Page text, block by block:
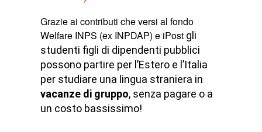
Grazie ai contributi che versi al fondo
Welfare INPS (ex INPDAP) e iPost gli
studenti figli di dipendenti pubblici
possono partire per l’Estero e l’Italia
per studiare una lingua straniera in
vacanze di gruppo, senza pagare o a
un costo bassissimo!